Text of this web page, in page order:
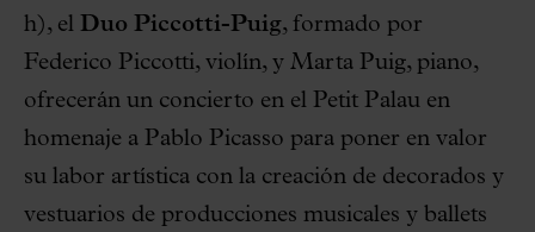
h), el Duo Piccotti-Puig, formado por
Federico Piccotti, violín, y Marta Puig, piano,
ofrecerán un concierto en el Petit Palau en
homenaje a Pablo Picasso para poner en valor
su labor artística con la creación de decorados y
vestuarios de producciones musicales y ballets